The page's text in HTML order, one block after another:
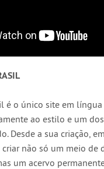
é o único site em
ao estilo e um
Desde a sua criação,
não só um meio de
um acervo